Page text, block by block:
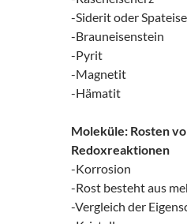
-Siderit oder
-Brauneisenstein
-Pyrit
-Magnetit
-Hämatit
Moleküle: Rosten
Redoxreaktionen
-Korrosion
-Rost besteht aus
-Vergleich der